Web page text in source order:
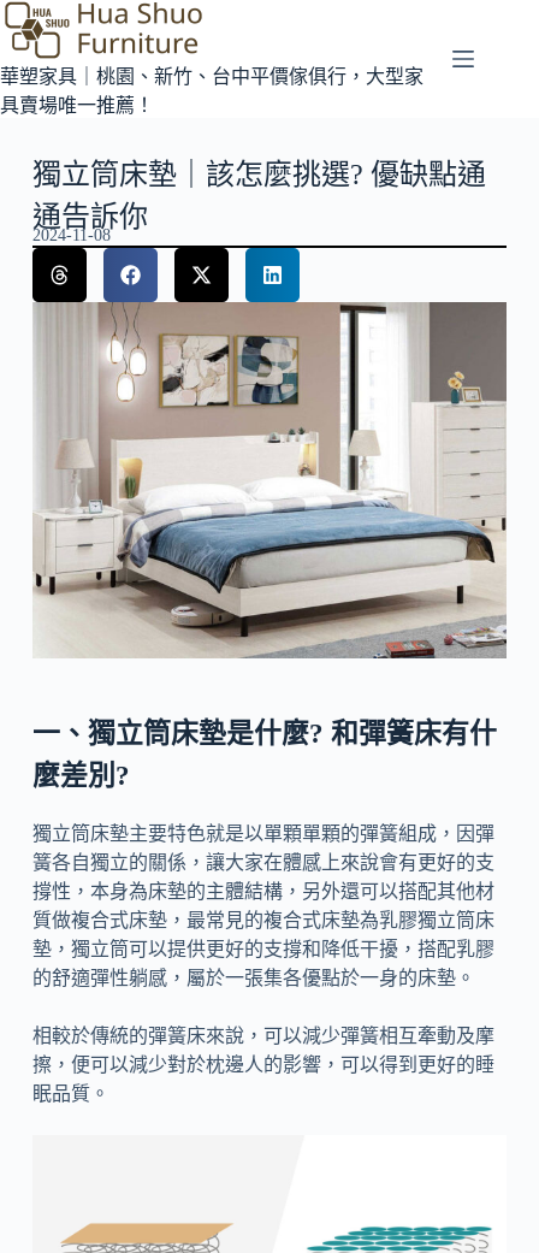
華塑家具｜桃園、新竹、台中平價傢俱行，大型家
具賣場唯一推薦！
獨立筒床墊｜該怎麼挑選? 優缺點通
通告訴你
2024-11-08
一、獨立筒床墊是什麼? 和彈簧床有什
麼差別?
獨立筒床墊主要特色就是以單顆單顆的彈簧組成，因彈
簧各自獨立的關係，讓大家在體感上來說會有更好的支
撐性，本身為床墊的主體結構，另外還可以搭配其他材
質做複合式床墊，最常見的複合式床墊為乳膠獨立筒床
墊，獨立筒可以提供更好的支撐和降低干擾，搭配乳膠
的舒適彈性躺感，屬於一張集各優點於一身的床墊。
相較於傳統的彈簧床來說，可以減少彈簧相互牽動及摩
擦，便可以減少對於枕邊人的影響，可以得到更好的睡
眠品質。